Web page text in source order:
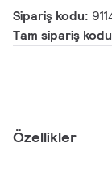
Sipariş kodu:
Tam sipariş
Özellikler